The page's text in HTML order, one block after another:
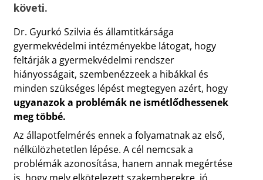
követi.
Dr. Gyurkó Szilvia és államtitkársága
gyermekvédelmi intézményekbe látogat, hogy
feltárják a gyermekvédelmi rendszer
hiányosságait, szembenézzeek a hibákkal és
minden szükséges lépést megtegyen azért, hogy
ugyanazok a problémák ne ismétlődhessenek
meg többé.
Az állapotfelmérés ennek a folyamatnak az első,
nélkülözhetetlen lépése. A cél nemcsak a
problémák azonosítása, hanem annak megértése